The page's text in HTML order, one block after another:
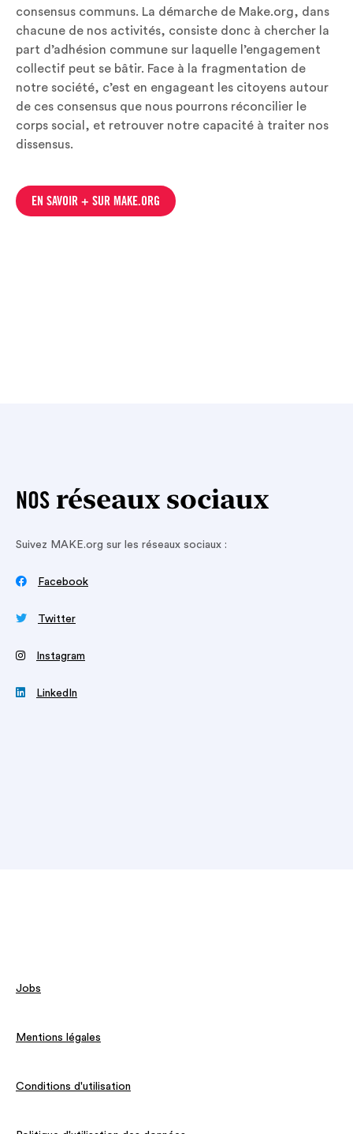
consensus communs. La démarche de Make.org, dans
chacune de nos activités, consiste donc à chercher la
part d’adhésion commune sur laquelle l’engagement
collectif peut se bâtir. Face à la fragmentation de
notre société, c’est en engageant les citoyens autour
de ces consensus que nous pourrons réconcilier le
corps social, et retrouver notre capacité à traiter nos
dissensus.
EN SAVOIR + SUR MAKE.ORG
NOS réseaux sociaux
Suivez MAKE.org sur les réseaux sociaux :
 Facebook
 Twitter
‍ Instagram
 LinkedIn
Jobs
Mentions légales
Conditions d'utilisation